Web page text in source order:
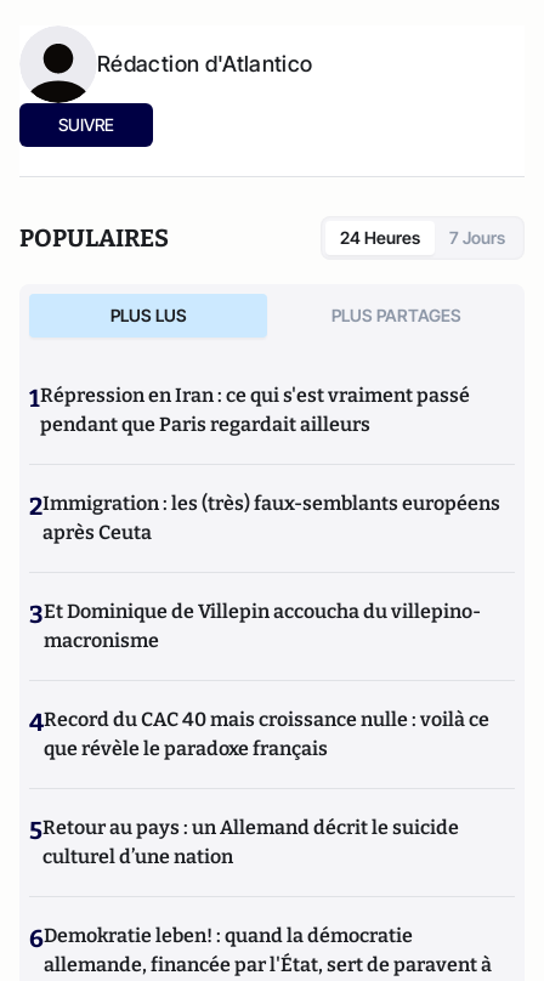
Rédaction d'Atlantico
SUIVRE
POPULAIRES 24 Heures 7 Jours
PLUS LUS PLUS PARTAGES
1Répression en Iran : ce qui s'est vraiment passé
pendant que Paris regardait ailleurs
2Immigration : les (très) faux-semblants européens
après Ceuta
3Et Dominique de Villepin accoucha du villepino-
macronisme
4Record du CAC 40 mais croissance nulle : voilà ce
que révèle le paradoxe français
5Retour au pays : un Allemand décrit le suicide
culturel d’une nation
6Demokratie leben! : quand la démocratie
allemande, financée par l'État, sert de paravent à